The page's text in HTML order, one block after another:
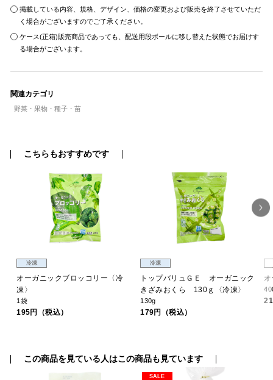
掲載している内容、規格、デザイン、価格の変更および販売を終了させていただ
く場合がございますのでご了承ください。
ケース(正箱)販売商品であっても、配送用段ボールに移し替えた状態でお届けす
る場合がございます。
関連カテゴリ
野菜・果物・種子・苗
こちらもおすすめです
冷凍
オーガニックブロッコリー〈冷
凍〉
1袋
195円（税込）
冷凍
トップバリュＧＥ オーガニック
きざみおくら 130ｇ〈冷凍〉
130g
179円（税込）
この商品を見ている人はこの商品も見ています
SALE